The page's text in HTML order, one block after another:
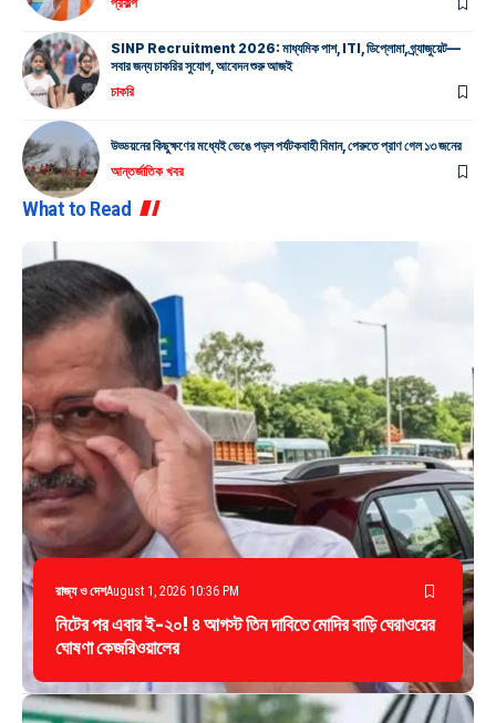
SINP Recruitment 2026: মাধ্যমিক পাশ, ITI, ডিপ্লোমা, গ্র্যাজুয়েট—
সবার জন্য চাকরির সুযোগ, আবেদন শুরু আজই
চাকরি
উড্ডয়নের কিছুক্ষণের মধ্যেই ভেঙে পড়ল পর্যটকবাহী বিমান, পেরুতে প্রাণ গেল ১৩ জনের
আন্তর্জাতিক খবর
What to Read
রাজ্য ও দেশAugust 1, 2026 10:36 PM
নিটের পর এবার ই-২০! ৪ আগস্ট তিন দাবিতে মোদির বাড়ি ঘেরাওয়ের
ঘোষণা কেজরিওয়ালের